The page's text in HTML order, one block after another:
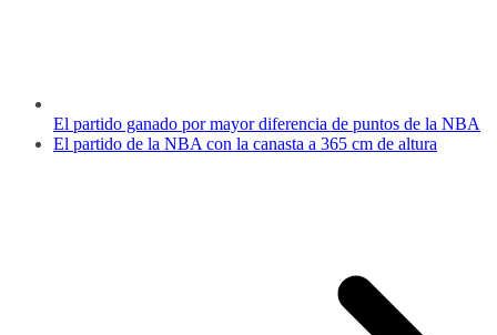
El partido ganado por mayor diferencia de puntos de la NBA
El partido de la NBA con la canasta a 365 cm de altura